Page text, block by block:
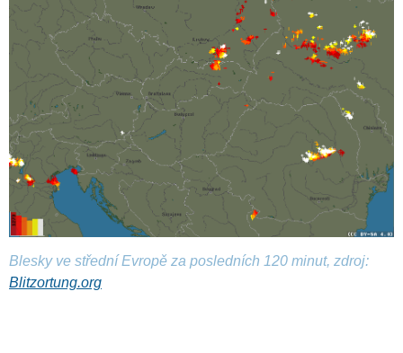
Blesky ve střední Evropě za posledních 120 minut, zdroj:
Blitzortung.org